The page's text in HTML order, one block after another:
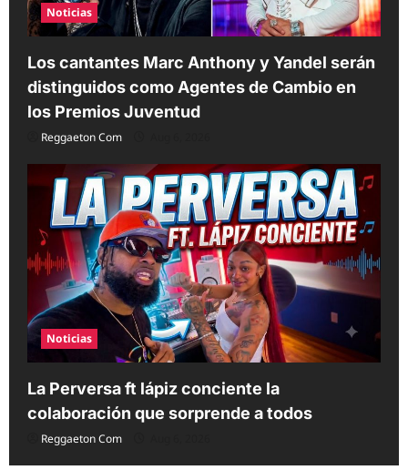
Noticias
Los cantantes Marc Anthony y Yandel serán
distinguidos como Agentes de Cambio en
los Premios Juventud
Reggaeton Com
Noticias
La Perversa ft lápiz conciente la
colaboración que sorprende a todos
Reggaeton Com